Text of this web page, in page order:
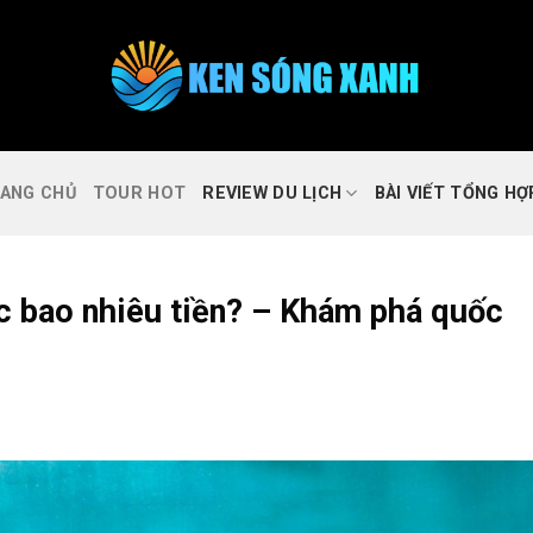
CHỦ TOUR HOT REVIEW DU LỊCH BÀI VIẾT TỔNG
nhiêu tiền? – Khám phá quốc